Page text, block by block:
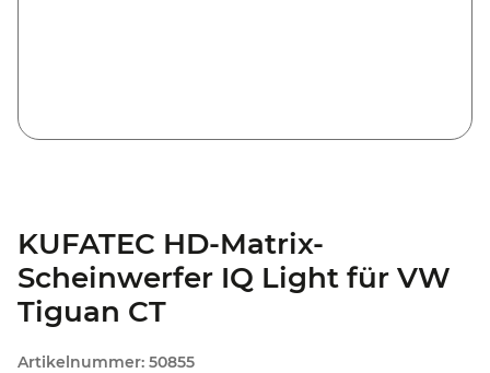
KUFATEC HD-Matrix-
Scheinwerfer IQ Light für VW
Tiguan CT
Artikelnummer: 50855